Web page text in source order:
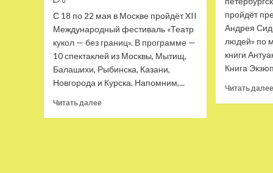
С 18 по 22 мая в Москве пройдёт XII
Международный фестиваль «Театр
кукол — без границ». В программе —
10 спектаклей из Москвы, Мытищ,
Балашихи, Рыбинска, Казани,
Новгорода и Курска. Напомним,...
Читать далееПрочитать
пройдёт
Андрея
людей» по
книги
Книга
Читать далее